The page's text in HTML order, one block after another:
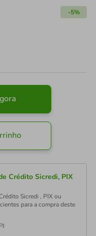
-5%
Crédito Sicredi, PIX
Sicredi , PIX ou
para a compra deste